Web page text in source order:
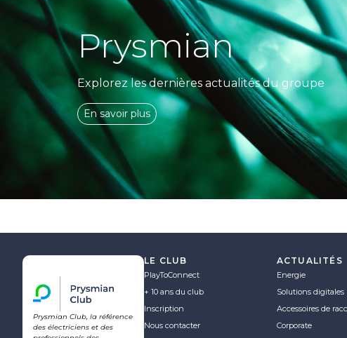
Prysmian
Explorez les dernières actualités du groupe
En savoir plus
Prysmian Club, la référence
des électriciens et des
LE CLUB
PlayToConnect
+ 10 ans du club
Inscription
Nous contacter
ACTUALITÉS
Energie
Solutions digitales
Accessoires de
Corporate